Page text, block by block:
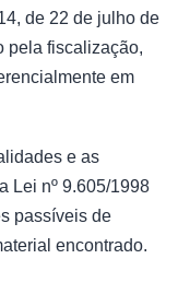
de 22 de julho de
pela fiscalização,
em
e as
Lei nº 9.605/1998
passíveis de
encontrado.